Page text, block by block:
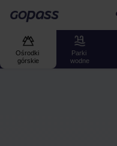
Gopass
Ośrodki
górskie
Parki
wodne